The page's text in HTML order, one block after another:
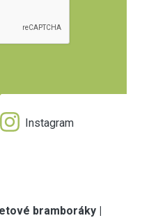
Instagram
bramboráky |